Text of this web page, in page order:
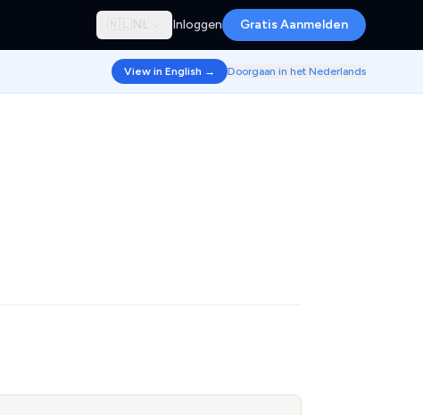
🇳🇱 NL Inloggen Gratis Aanmelden
View in English → Doorgaan in het Nederlands